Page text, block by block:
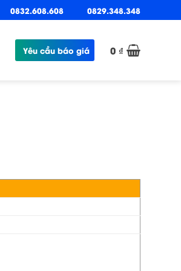
0832.608.608 0829.348.348
Yêu cầu báo giá 0 ₫